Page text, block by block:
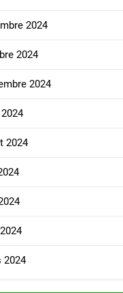
2024
2024
2024
2024
2024